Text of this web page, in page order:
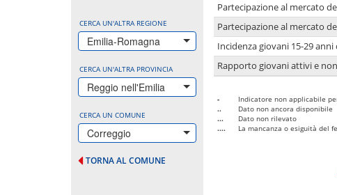
CERCA UN'ALTRA REGIONE
Emilia-Romagna
CERCA UN'ALTRA PROVINCIA
Reggio nell'Emilia
CERCA UN COMUNE
Correggio
TORNA AL COMUNE
Partecipazione al mercato
Partecipazione al mercato
Incidenza giovani 15-29
Rapporto giovani attivi e
-
Indicatore non applicabile
..
Dato non ancora disponibile
...
Dato non rilevato
....
La mancanza o esiguità del